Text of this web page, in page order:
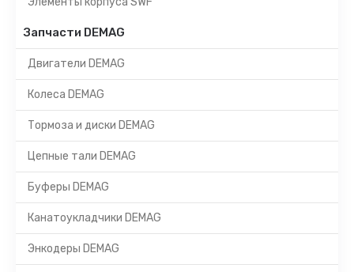
Запчасти DEMAG
Двигатели DEMAG
Колеса DEMAG
Тормоза и диски DEMAG
Цепные тали DEMAG
Буферы DEMAG
Канатоукладчики DEMAG
Энкодеры DEMAG